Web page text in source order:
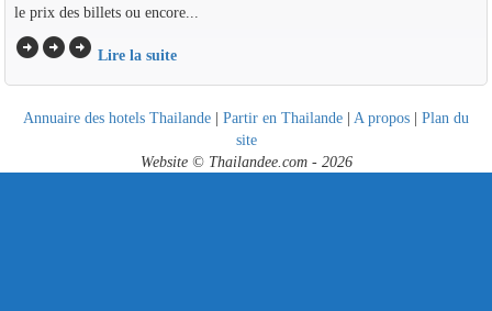
le prix des billets ou encore...
arrow_circle_rightarrow_circle_rightarrow_circle_right Lire la suite
Annuaire des hotels Thailande | Partir en Thailande | A propos | Plan du
site
Website © Thailandee.com - 2026